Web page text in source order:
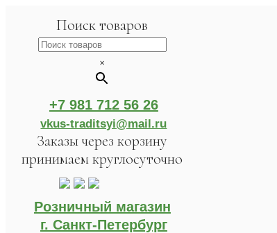
Поиск товаров
×
+7 981 712 56 26
vkus-traditsyi@mail.ru
Заказы через корзину
принимаем круглосуточно
Розничный магазин
г. Санкт-Петербург